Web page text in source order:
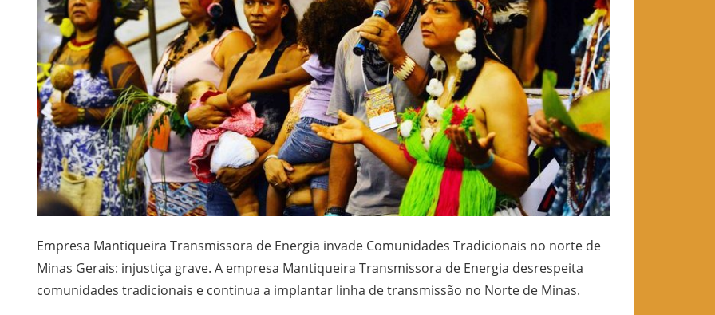
Empresa Mantiqueira Transmissora de Energia invade Comunidades Tradicionais no norte de
Minas Gerais: injustiça grave. A empresa Mantiqueira Transmissora de Energia desrespeita
comunidades tradicionais e continua a implantar linha de transmissão no Norte de Minas.